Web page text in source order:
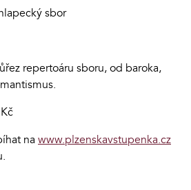
sbor
repertoáru sboru, od baroka,
nawww.plzenskavstupenka.cz